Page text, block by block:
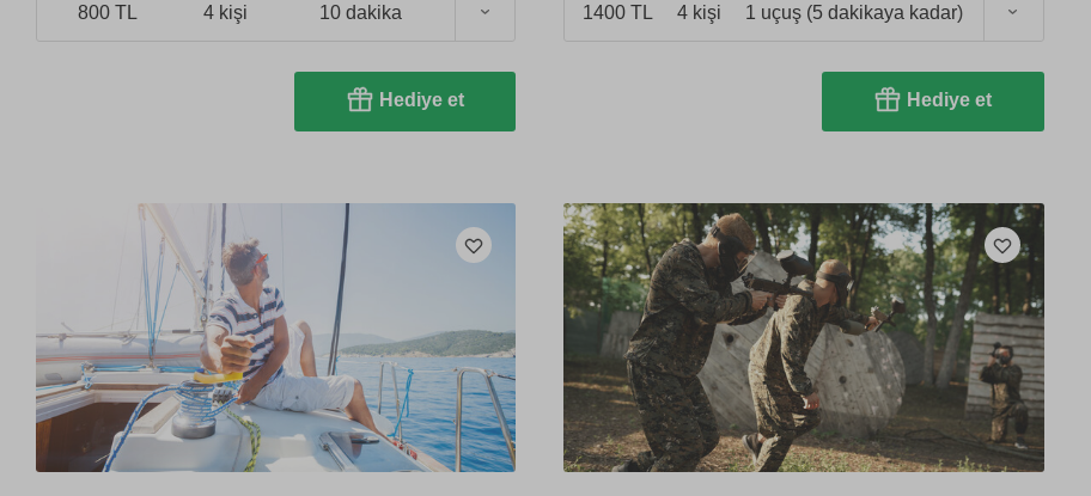
800 TL 4 kişi 10 dakika
Hediye et
1400 TL 4 kişi 1 uçuş (5 dakikaya kadar)
Hediye et